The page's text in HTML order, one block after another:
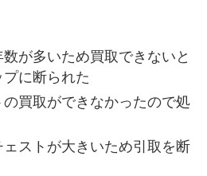
が多いため買取できないと
に断られた
買取ができなかったので処
ストが大きいため引取を断